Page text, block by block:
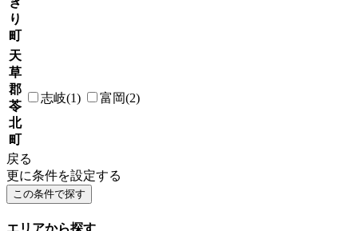
り
町
天
草
郡
苓
北
町
志岐(1) 富岡(2)
戻る
更に条件を設定する
エリアから探す